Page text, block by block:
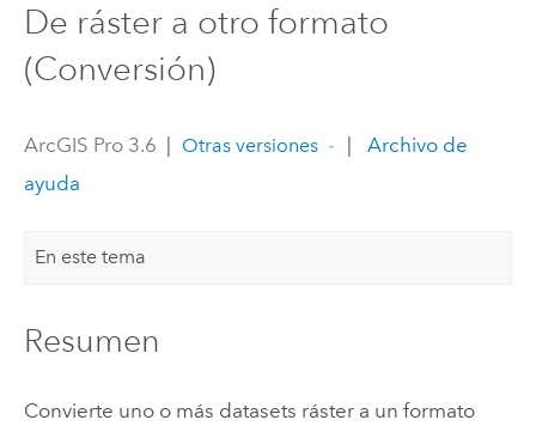
De ráster a otro formato
(Conversión)
ArcGIS Pro 3.6 Otras versiones
Archivo de
ayuda
En este tema
Resumen
Convierte uno o más datasets ráster a un formato